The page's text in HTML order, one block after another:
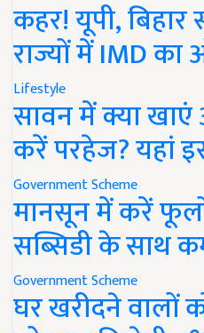
कहर! यूपी,
राज्यों में IMD
Lifestyle
सावन में क्या
करें परहेज? यहां
Government Scheme
मानसून में करें
सब्सिडी के साथ
Government Scheme
घर खरीदने वालों